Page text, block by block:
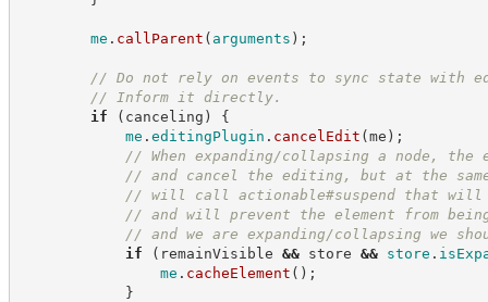
me . callParent ( arguments ) ;
// Do not rely on events to sync state with
// Inform it directly.
if
( canceling )
{
me . editingPlugin . cancelEdit (me ) ;
// When expanding/collapsing a node,
// and cancel the editing, but at the
// will call actionable#suspend that will
// and will prevent the element from
// and we are expanding/collapsing we
if
( remainVisible && store && store .
me . cacheElement ( ) ;
}